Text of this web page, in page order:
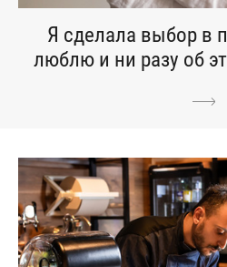
Я сделала выбор в
люблю и ни разу об